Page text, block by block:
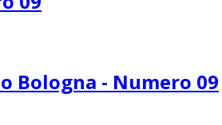
Bologna - Numero 09